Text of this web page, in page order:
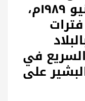
لإستمرار إنقلاب ٣٠ يونيو ١٩٨٩م،
في
على